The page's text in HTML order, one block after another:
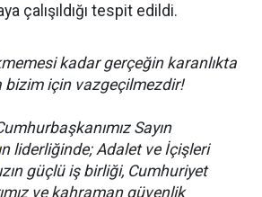
çalışıldığı tespit edildi.
kadar gerçeğin karanlıkta
bizim için vazgeçilmezdir!
Sayın
liderliğinde; Adalet ve İçişleri
güçlü iş birliği, Cumhuriyet
ve kahraman güvenlik